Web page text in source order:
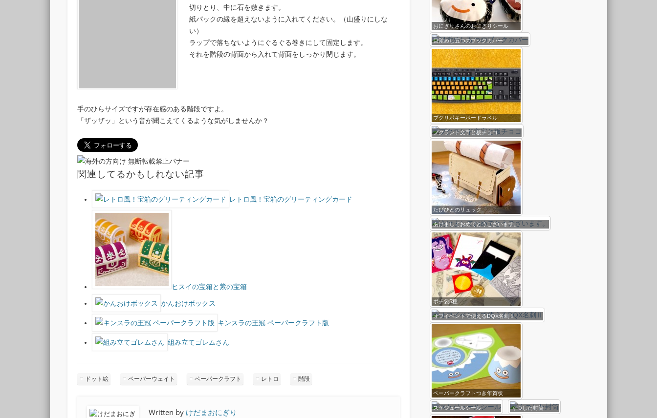
切りとり、中に石を敷きます。
紙パックの縁を超えないように入れてください。（山盛りにしな
い）
ラップで落ちないようにぐるぐる巻きにして固定します。
それを階段の背面から入れて背面をしっかり閉じます。
手のひらサイズですが存在感のある階段ですよ。
「ザッザッ」という音が聞こえてくるような気がしませんか？
関連してるかもしれない記事
レトロ風！宝箱のグリーティングカード
ヒスイの宝箱と紫の宝箱
かんおけボックス
キンスラの王冠 ペーパークラフト版
組み立てゴレムさん
ドット絵 ペーパーウェイト ペーパークラフト レトロ 階段
Written by けだまおにぎり
おにぎりさんのおにぎりシール
目覚めし五つのブックカバー
プクリポキーボードラベル
プクランド文字と板チョコ
たびびとのリュック
あけましておめでとうございます。
ポチ袋5種
オフイベントで使えるDQX名刺Ⅱ
ペーパークラフトつき年賀状
スケジュールシール くつした封筒